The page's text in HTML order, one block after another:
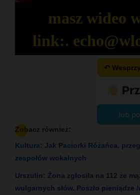
masz wideo
link:.
↶
lub
Zobacz również:
Kultura: Jak Paciorki Różańca,
zespołów wokalnych
Urszulin: Żona zgłosiła na 112 że
wulgarnych słów. Poszło pieniądze